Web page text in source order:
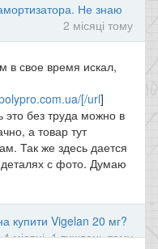
Не знаю
2 місяці тому
в свое время искал,
[/url]
это без труда можно в
а товар тут
Так же здесь дается
с фото. Думаю
купити Vigelan 20 мг?
4 місяці, 1 тиждень тому